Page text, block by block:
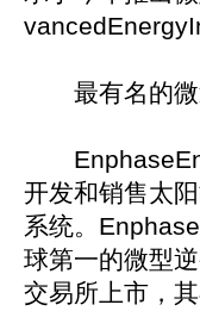
最有名的微
开发和销售太
系统。
球第一的微型
交易所上市，